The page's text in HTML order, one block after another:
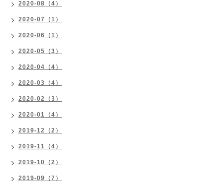
2020-08（4）
2020-07（1）
2020-06（1）
2020-05（3）
2020-04（4）
2020-03（4）
2020-02（3）
2020-01（4）
2019-12（2）
2019-11（4）
2019-10（2）
2019-09（7）